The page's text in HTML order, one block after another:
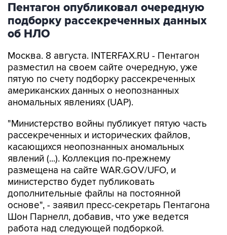
Пентагон опубликовал очередную
подборку рассекреченных данных
об НЛО
Москва. 8 августа. INTERFAX.RU - Пентагон
разместил на своем сайте очередную, уже
пятую по счету подборку рассекреченных
американских данных о неопознанных
аномальных явлениях (UAP).
"Министерство войны публикует пятую часть
рассекреченных и исторических файлов,
касающихся неопознанных аномальных
явлений (...). Коллекция по-прежнему
размещена на сайте WAR.GOV/UFO, и
министерство будет публиковать
дополнительные файлы на постоянной
основе", - заявил пресс-секретарь Пентагона
Шон Парнелл, добавив, что уже ведется
работа над следующей подборкой.